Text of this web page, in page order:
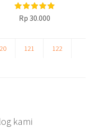
Rp 30.000
121 122
kami